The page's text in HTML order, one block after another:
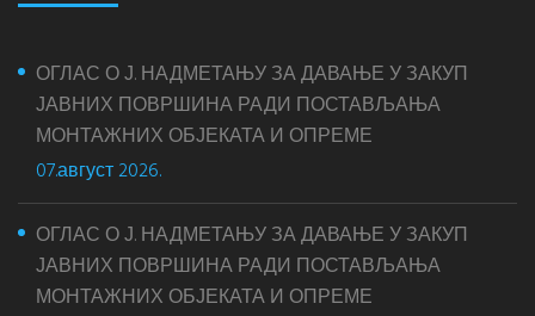
ОГЛАС О Ј. НАДМЕТАЊУ ЗА ДАВАЊЕ У ЗАКУП
ЈАВНИХ ПОВРШИНА РАДИ ПОСТАВЉАЊА
МОНТАЖНИХ ОБЈЕКАТА И ОПРЕМЕ
07.август 2026.
ОГЛАС О Ј. НАДМЕТАЊУ ЗА ДАВАЊЕ У ЗАКУП
ЈАВНИХ ПОВРШИНА РАДИ ПОСТАВЉАЊА
МОНТАЖНИХ ОБЈЕКАТА И ОПРЕМЕ